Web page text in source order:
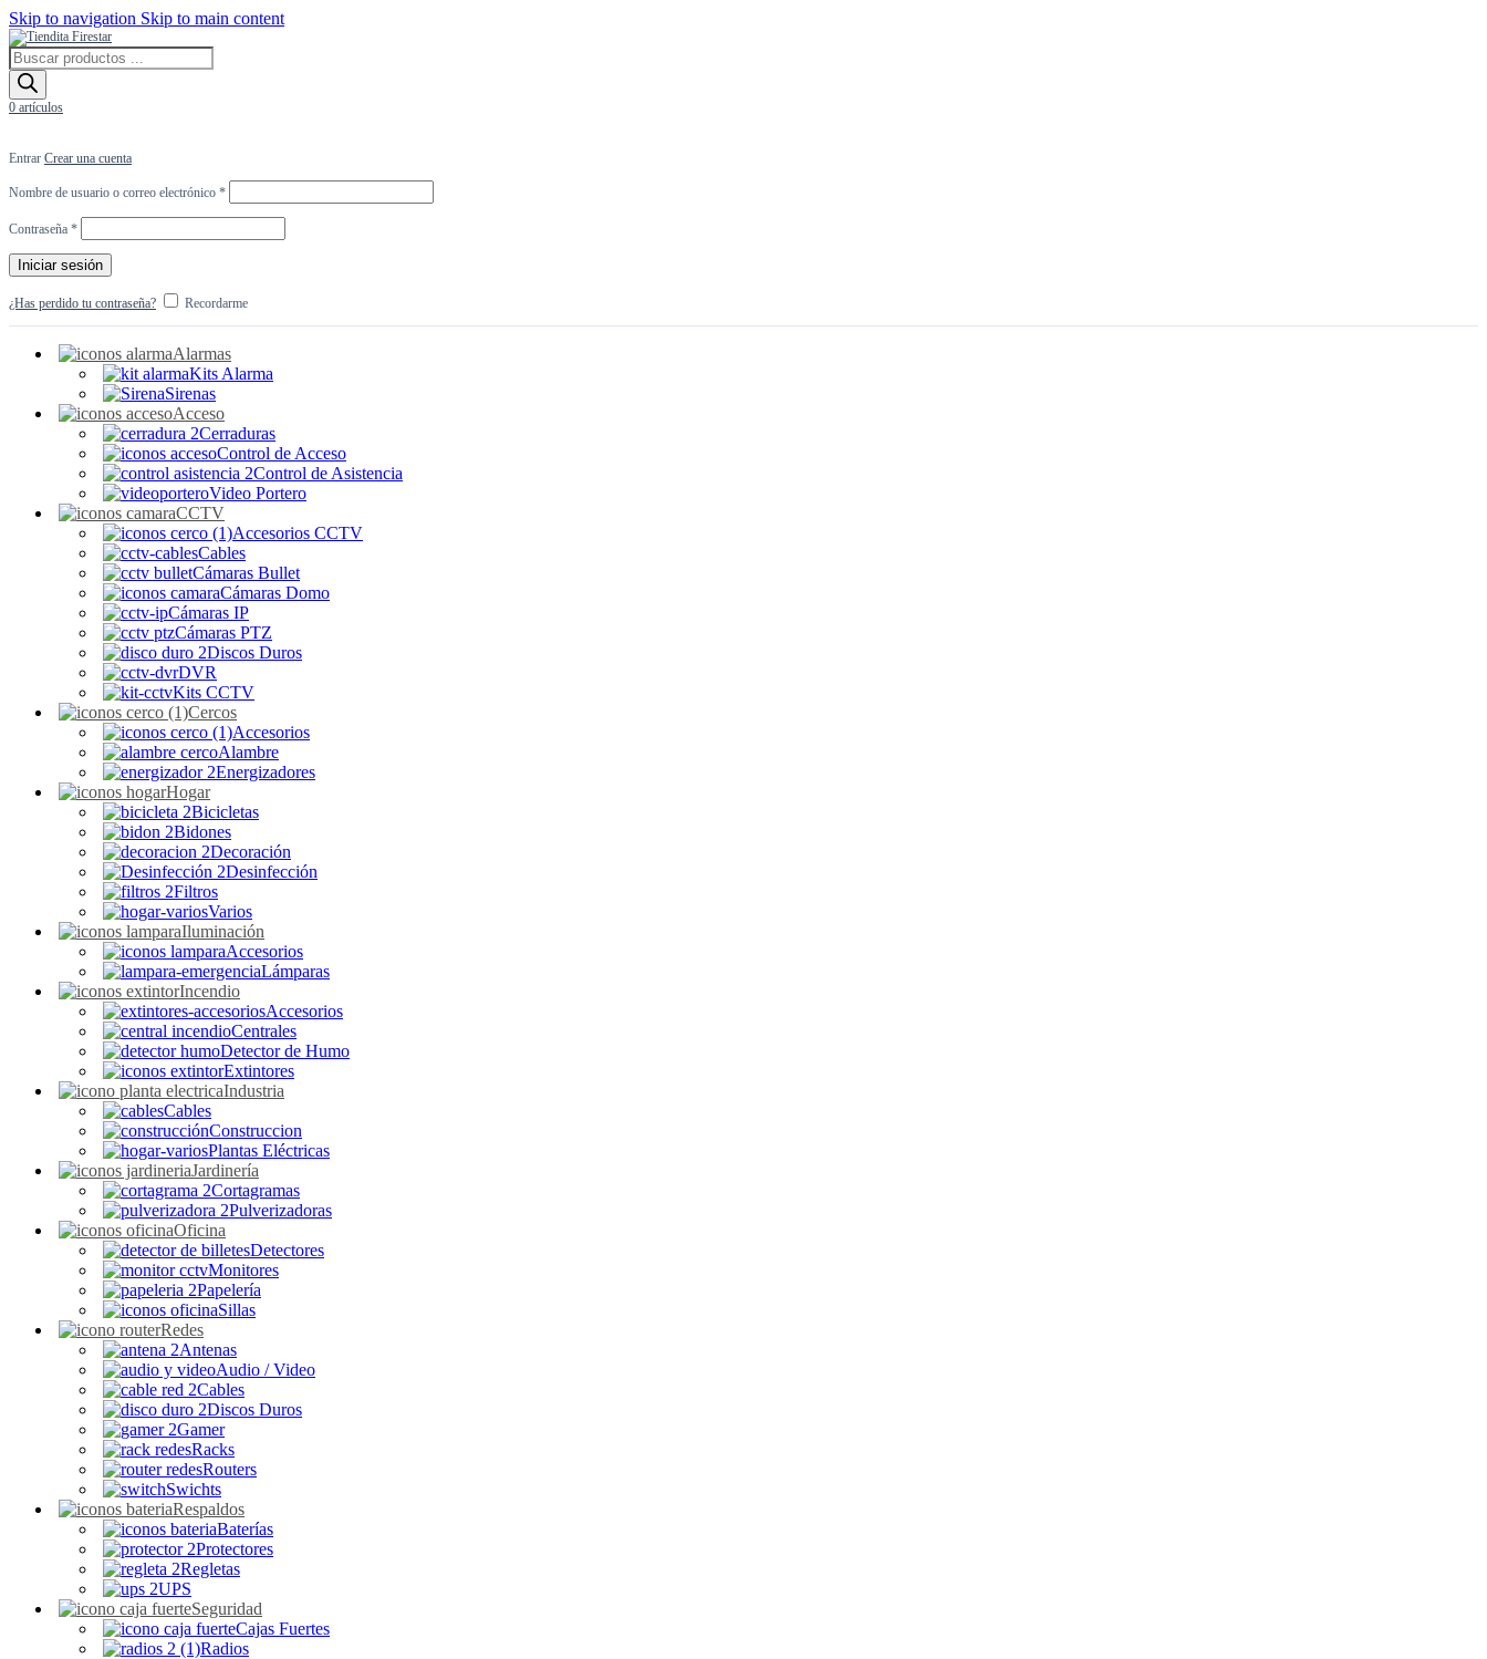
Skip to navigation Skip to main content
Búsqueda
de
productos
0 artículos
Entrar Crear una cuenta
Nombre de usuario o correo electrónico *Obligatorio
Contraseña *Obligatorio
Iniciar sesión
¿Has perdido tu contraseña? Recordarme
Alarmas
Kits Alarma
Sirenas
Acceso
Cerraduras
Control de Acceso
Control de Asistencia
Video Portero
CCTV
Accesorios CCTV
Cables
Cámaras Bullet
Cámaras Domo
Cámaras IP
Cámaras PTZ
Discos Duros
DVR
Kits CCTV
Cercos
Accesorios
Alambre
Energizadores
Hogar
Bicicletas
Bidones
Decoración
Desinfección
Filtros
Varios
Iluminación
Accesorios
Lámparas
Incendio
Accesorios
Centrales
Detector de Humo
Extintores
Industria
Cables
Construccion
Plantas Eléctricas
Jardinería
Cortagramas
Pulverizadoras
Oficina
Detectores
Monitores
Papelería
Sillas
Redes
Antenas
Audio / Video
Cables
Discos Duros
Gamer
Racks
Routers
Swichts
Respaldos
Baterías
Protectores
Regletas
UPS
Seguridad
Cajas Fuertes
Radios